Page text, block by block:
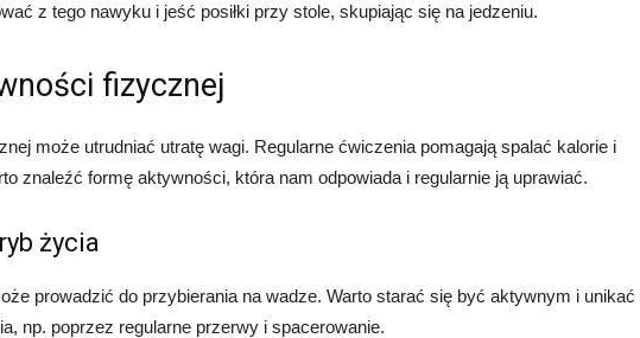
z tego nawyku i jeść posiłki przy stole, skupiając się na jedzeniu.
fizycznej
może utrudniać utratę wagi. Regularne ćwiczenia pomagają spalać kalorie i
znaleźć formę aktywności, która nam odpowiada i regularnie ją uprawiać.
życia
prowadzić do przybierania na wadze. Warto starać się być aktywnym i unikać
np. poprzez regularne przerwy i spacerowanie.